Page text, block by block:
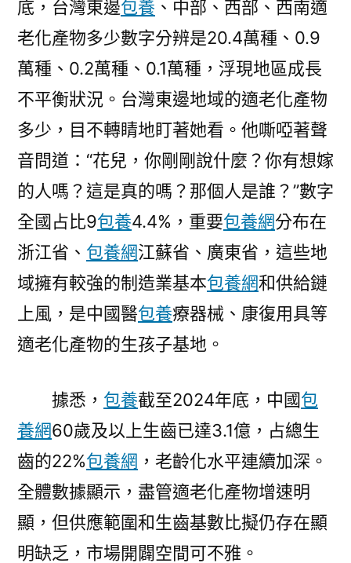
底，台灣東邊包養 、中部、西部、西南適
老化產物多少數字分辨是20.4萬種、0.9
萬種、0.2萬種、0.1萬種，浮現地區成長
不平衡狀況。台灣東邊地域的適老化產物
多少，目不轉睛地盯著她看。他嘶啞著聲
音問道：“花兒，你剛剛說什麼？你有想嫁
的人嗎？這是真的嗎？那個人是誰？”數字
全國占比9包養4.4%，重要包養網分布在
浙江省、 包養網江蘇省、廣東省，這些地
域擁有較強的制造業基本包養網和供給鏈
上風，是中國醫包養療器械、康復用具等
適老化產物的生孩子基地。
據悉， 包養截至2024年底，中國包
養網60歲及以上生齒已達3.1億，占總生
齒的22%包養網 ，老齡化水平連續加深。
全體數據顯示，盡管適老化產物增速明
顯，但供應範圍和生齒基數比擬仍存在顯
明缺乏，市場開闢空間可不雅。